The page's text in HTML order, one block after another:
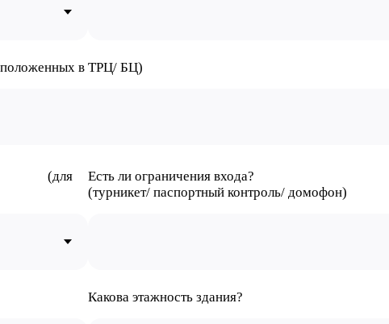
в ТРЦ/ БЦ)
ᅠ ᅠ (для
Есть ли ограничения входа?ᅠ ᅠ ᅠ ᅠ ᅠ ᅠ ᅠ ᅠ ᅠ
(турникет/ паспортный контроль/ домофон)
Какова этажность здания?